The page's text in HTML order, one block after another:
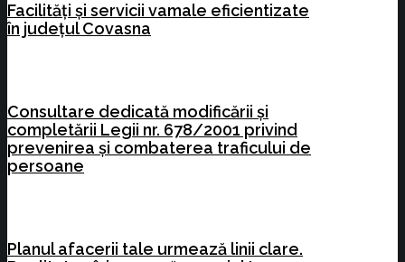
Facilități și servicii vamale eficientizate
în județul Covasna
Consultare dedicată modificării și
completării Legii nr. 678/2001 privind
prevenirea și combaterea traficului de
persoane
Planul afacerii tale urmează linii clare.